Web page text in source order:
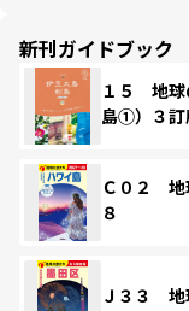
新刊ガイドブック
１５ 地
島①）３訂
Ｃ０２ 地
８
Ｊ３３